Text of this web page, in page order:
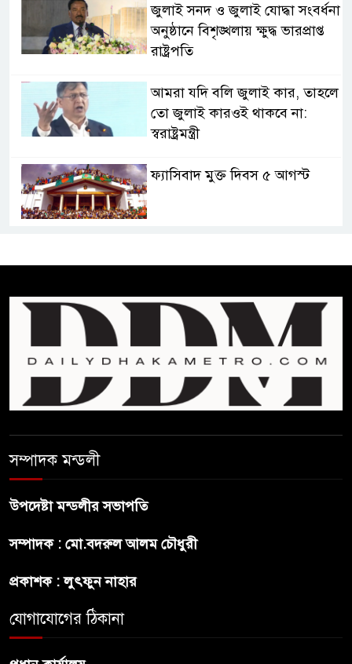
জুলাই সনদ ও জুলাই যোদ্ধা সংবর্ধনা
অনুষ্ঠানে বিশৃঙ্খলায় ক্ষুদ্ধ ভারপ্রাপ্ত
রাষ্ট্রপতি
আমরা যদি বলি জুলাই কার, তাহলে
তো জুলাই কারওই থাকবে না:
স্বরাষ্ট্রমন্ত্রী
ফ্যাসিবাদ মুক্ত দিবস ৫ আগস্ট
ব্যবস্থা নিবে সরকার : প্রধানমন্ত্রীর
বাংলাদেশে বিনিয়োগ ও দক্ষ শ্রমিক
নিতে আগ্রহী সৌদি আরব
ব্রাজিলের ফুটবলারকে গুলি করে
রাজধানীর উত্তরখানে
পরিচ্ছন্নতাকর্মী-এলাকাবাসীর মধ্যে
সম্পাদক মন্ডলী
উপদেষ্টা মন্ডলীর সভাপতি
সম্পাদক : মো.বদরুল আলম চৌধুরী
প্রকাশক : লুৎফুন নাহার
যোগাযোগের ঠিকানা